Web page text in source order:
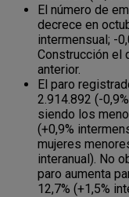
El número de
decrece en
intermensual; -
Construcción el
anterior.
El paro
2.914.892 (-
siendo los
(+0,9%
mujeres
interanual). No
paro aumenta
12,7% (+1,5%